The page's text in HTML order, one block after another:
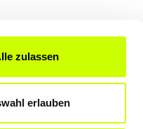
zulassen
erlauben